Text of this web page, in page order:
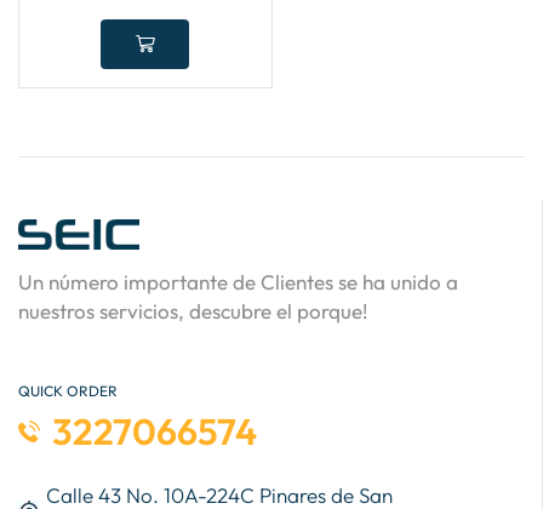
Un número importante de Clientes se ha unido a
nuestros servicios, descubre el porque!
QUICK ORDER
3227066574
Calle 43 No. 10A-224C Pinares de San